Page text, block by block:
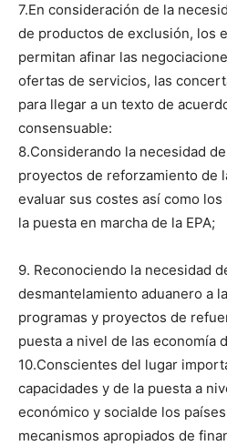
7.En consideración de la
de productos de exclusión, los
permitan afinar las
ofertas de servicios, las
para llegar a un texto de
consensuable:
8.Considerando la necesidad
proyectos de reforzamiento de
evaluar sus costes así como
la puesta en marcha de la EPA;
9. Reconociendo la necesidad
desmantelamiento aduanero a
programas y proyectos de
puesta a nivel de las economía
10.Conscientes del lugar
capacidades y de la puesta a
económico y socialde los
mecanismos apropiados de